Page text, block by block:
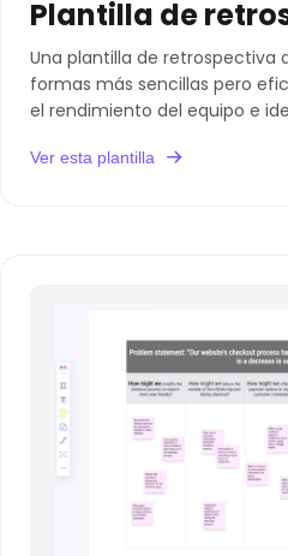
Una plantilla de retrospectiva
formas más sencillas pero
el rendimiento del equipo e
Ver esta plantilla